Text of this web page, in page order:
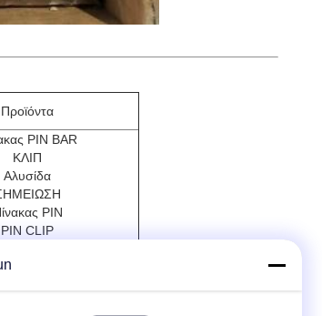
Προϊόντα
PIN BAR
ΚΛΙΠ
Αλυσίδα
PIN
PIN CLIP
ΣΛΙΔΙΣΜΟΥ
ΜΕΡΙΚΑ